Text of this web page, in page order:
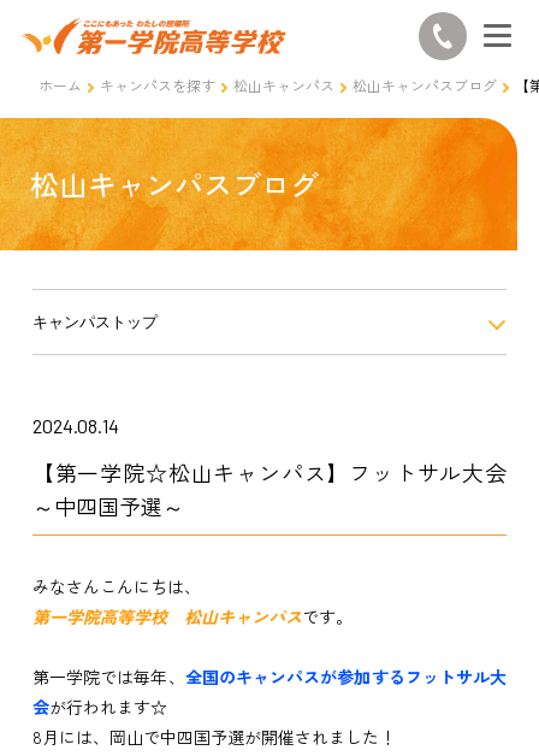
ホーム キャンパスを探す 松山キャンパス 松山キャンパスブログ
松山キャンパスブログ
キャンパストップ
2024.08.14
【第一学院☆松山キャンパス】フットサル大会
～中四国予選～
みなさんこんにちは、
第一学院高等学校 松山キャンパスです。
第一学院では毎年、 全国のキャンパスが参加するフットサル大
会が行われます☆
8月には、岡山で中四国予選が開催されました！